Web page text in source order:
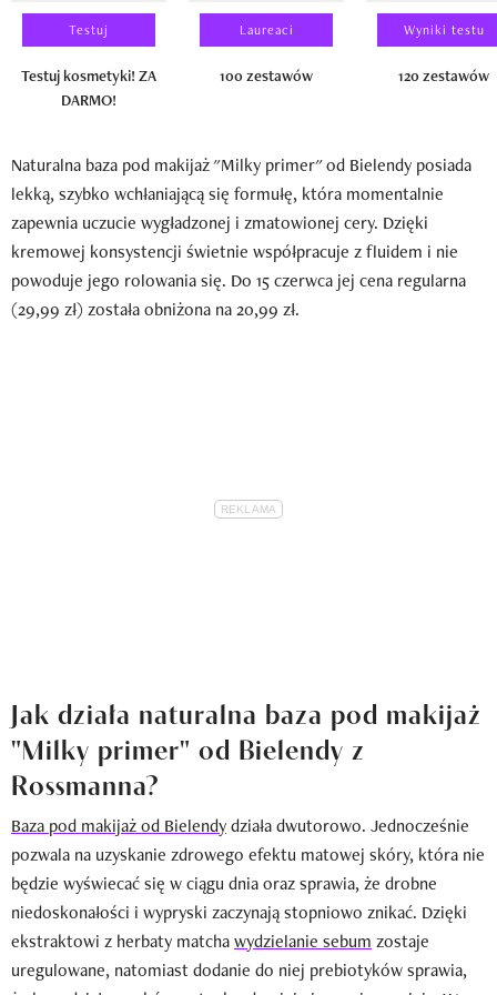
Testuj
Testuj kosmetyki! ZA
DARMO!
Laureaci
100 zestawów
Wyniki testu
120 zestawów
Naturalna baza pod makijaż "Milky primer" od Bielendy posiada
lekką, szybko wchłaniającą się formułę, która momentalnie
zapewnia uczucie wygładzonej i zmatowionej cery. Dzięki
kremowej konsystencji świetnie współpracuje z fluidem i nie
powoduje jego rolowania się. Do 15 czerwca jej cena regularna
(29,99 zł) została obniżona na 20,99 zł.
Jak działa naturalna baza pod makijaż
"Milky primer" od Bielendy z
Rossmanna?
Baza pod makijaż od Bielendydziała dwutorowo. Jednocześnie
pozwala na uzyskanie zdrowego efektu matowej skóry, która nie
będzie wyświecać się w ciągu dnia oraz sprawia, że drobne
niedoskonałości i wypryski zaczynają stopniowo znikać. Dzięki
ekstraktowi z herbaty matchawydzielanie sebum zostaje
uregulowane, natomiast dodanie do niej prebiotyków sprawia,